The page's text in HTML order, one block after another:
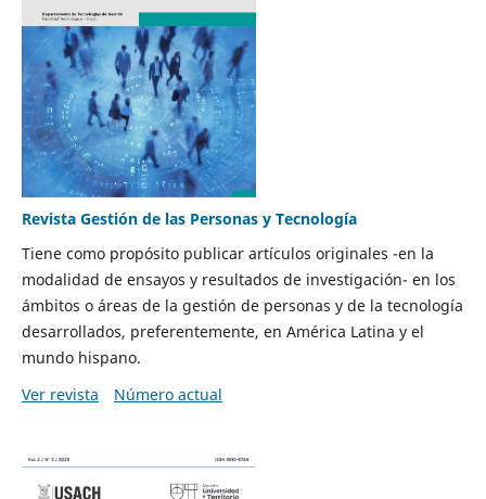
Revista Gestión de las Personas y Tecnología
Tiene como propósito publicar artículos originales -en la
modalidad de ensayos y resultados de investigación- en los
ámbitos o áreas de la gestión de personas y de la tecnología
desarrollados, preferentemente, en América Latina y el
mundo hispano.
Ver revista
Número actual